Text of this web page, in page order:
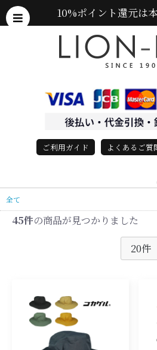
10%ポイント還元は
ご利用ガイド よくあるご質
全て
45件の商品が見つかりました